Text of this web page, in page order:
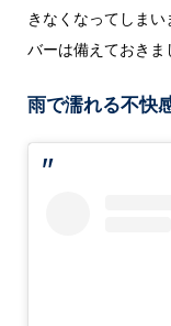
きなくなってしま
バーは備えておきま
雨で濡れる不快